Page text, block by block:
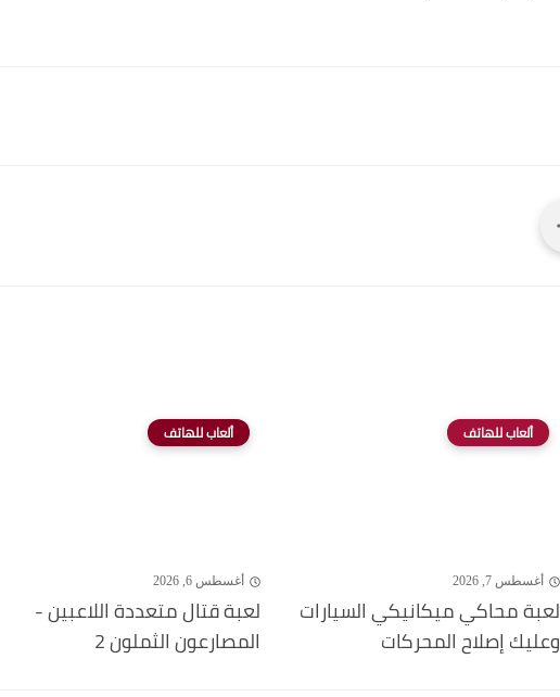
ألعاب للهاتف
أغسطس 7, 2026
لعبة محاكي ميكانيكي السيارات
وعليك إصلاح المحركات
ألعاب للهاتف
أغسطس 6, 2026
لعبة قتال متعددة اللاعبين -
المصارعون الثملون 2